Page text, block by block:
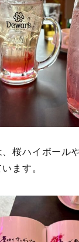
桜ハイボール
ます。